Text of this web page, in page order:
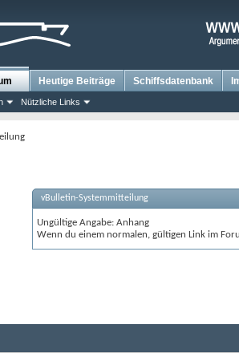
Nützliche Links
Heutige Beiträge Schiffsdatenbank
vBulletin-Systemmitteilung
Ungültige Angabe: Anhang
Wenn du einem normalen, gültigen Link im